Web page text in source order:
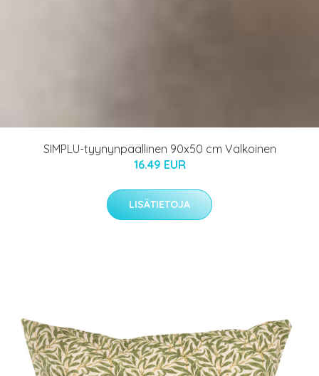
SIMPLU-tyynynpäällinen 90x50 cm Valkoinen
16.49 EUR
LISÄTIETOJA